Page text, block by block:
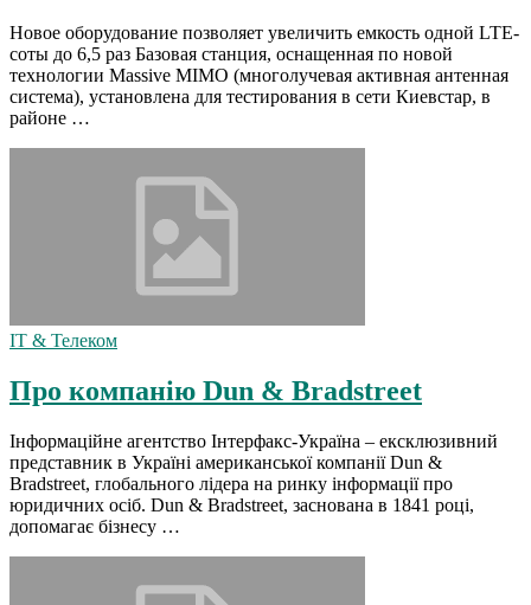
Новое оборудование позволяет увеличить емкость одной LTE-
соты до 6,5 раз Базовая станция, оснащенная по новой
технологии Massive MIMO (многолучевая активная антенная
система), установлена для тестирования в сети Киевстар, в
районе …
IT & Телеком
Про компанію Dun & Bradstreet
Інформаційне агентство Інтерфакс-Україна – ексклюзивний
представник в Україні американської компанії Dun &
Bradstreet, глобального лідера на ринку інформації про
юридичних осіб. Dun & Bradstreet, заснована в 1841 році,
допомагає бізнесу …